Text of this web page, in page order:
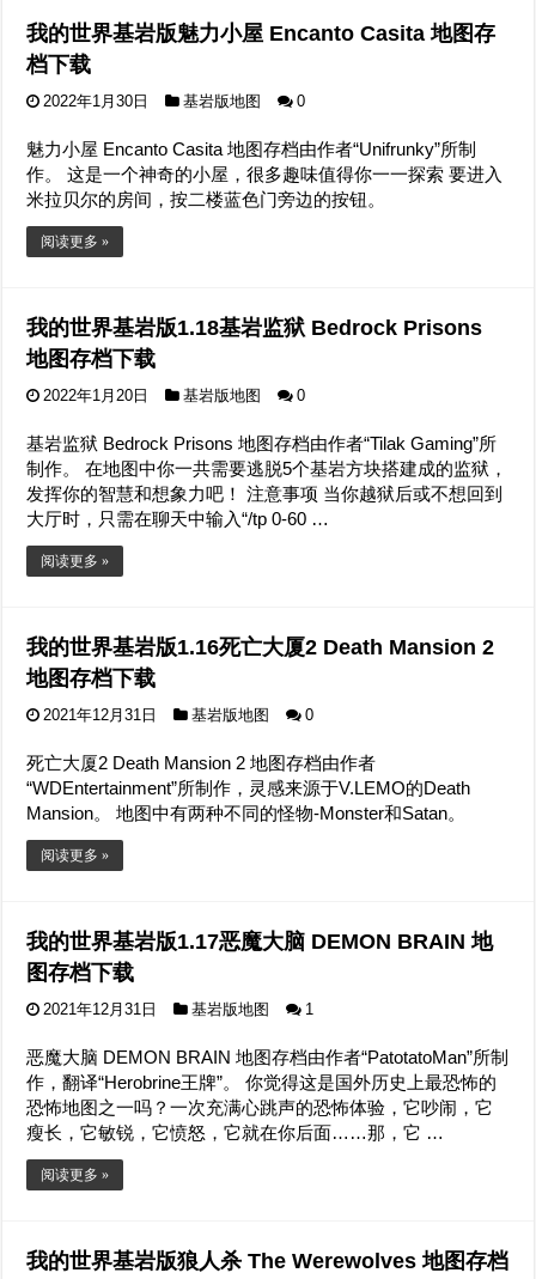
我的世界基岩版魅力小屋 Encanto Casita 地图存
档下载
2022年1月30日 基岩版地图 0
魅力小屋 Encanto Casita 地图存档由作者“Unifrunky”所制
作。 这是一个神奇的小屋，很多趣味值得你一一探索 要进入
米拉贝尔的房间，按二楼蓝色门旁边的按钮。
阅读更多 »
我的世界基岩版1.18基岩监狱 Bedrock Prisons
地图存档下载
2022年1月20日 基岩版地图 0
基岩监狱 Bedrock Prisons 地图存档由作者“Tilak Gaming”所
制作。 在地图中你一共需要逃脱5个基岩方块搭建成的监狱，
发挥你的智慧和想象力吧！ 注意事项 当你越狱后或不想回到
大厅时，只需在聊天中输入“/tp 0-60 …
阅读更多 »
我的世界基岩版1.16死亡大厦2 Death Mansion 2
地图存档下载
2021年12月31日 基岩版地图 0
死亡大厦2 Death Mansion 2 地图存档由作者
“WDEntertainment”所制作，灵感来源于V.LEMO的Death
Mansion。 地图中有两种不同的怪物-Monster和Satan。
阅读更多 »
我的世界基岩版1.17恶魔大脑 DEMON BRAIN 地
图存档下载
2021年12月31日 基岩版地图 1
恶魔大脑 DEMON BRAIN 地图存档由作者“PatotatoMan”所制
作，翻译“Herobrine王牌”。 你觉得这是国外历史上最恐怖的
恐怖地图之一吗？一次充满心跳声的恐怖体验，它吵闹，它
瘦长，它敏锐，它愤怒，它就在你后面……那，它 …
阅读更多 »
我的世界基岩版狼人杀 The Werewolves 地图存档